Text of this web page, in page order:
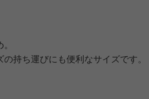
持ち運びにも便利なサイズです。